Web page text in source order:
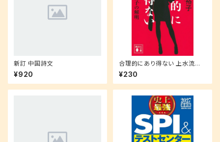
新訂 中国詩文
¥920
合理的にあり得ない 上水流涼
子の解明 (講談社文庫 ゆ 9-1)
¥230